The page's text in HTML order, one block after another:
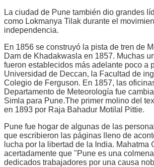
La ciudad de Pune también dio grandes
como Lokmanya Tilak durante el
independencia.
En 1856 se construyó la pista de tren de
Dam de Khadakwasla en 1857. Muchas
fueron establecidos más adelante poco a
Universidad de Deccan, la Facultad de
Colegio de Ferguson. En 1857, las
Departamento de Meteorología fue
Simla para Pune.The primer molino del
en 1893 por Raja Bahadur Motilal Pittie.
Pune fue hogar de algunas de las
que escribieron las páginas lleno de
lucha por la libertad de la India. Mahatma
acertadamente que "Pune es una
dedicados trabajadores por una causa